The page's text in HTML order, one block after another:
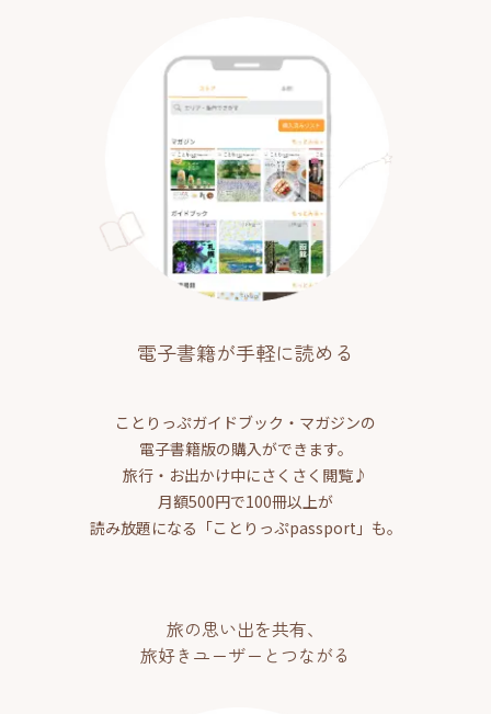
電子書籍が手軽に読める
ことりっぷガイドブック・マガジンの
電子書籍版の購入ができます。
旅行・お出かけ中にさくさく閲覧♪
月額500円で100冊以上が
読み放題になる「ことりっぷpassport」も。
旅の思い出を共有、
旅好きユーザーとつながる